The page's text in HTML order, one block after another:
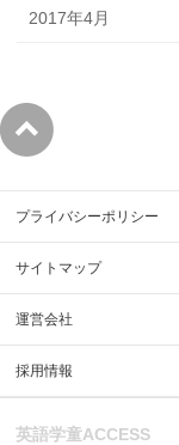
2017年4月
プライバシーポリシー
サイトマップ
運営会社
採用情報
英語学童ACCESS